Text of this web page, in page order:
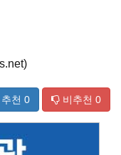
추천 0 비추천 0